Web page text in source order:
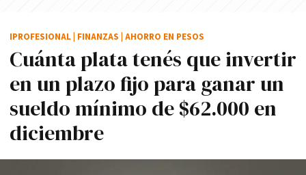
Cuánta plata tenés que invertir
en un plazo fijo para ganar un
sueldo mínimo de $62.000 en
diciembre
IPROFESIONAL FINANZAS AHORRO EN PESOS